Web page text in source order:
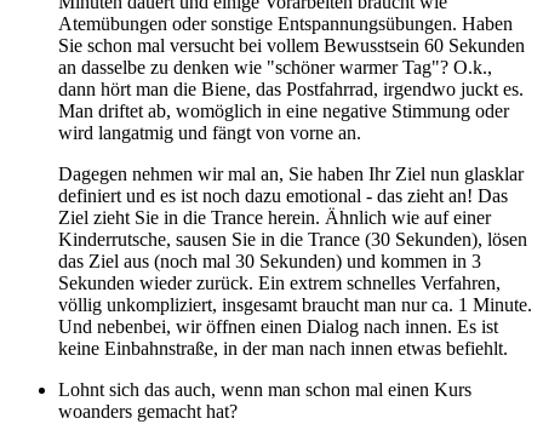
Atemübungen oder sonstige Entspannungsübungen. Haben
Sie schon mal versucht bei vollem Bewusstsein 60 Sekunden
an dasselbe zu denken wie "schöner warmer Tag"? O.k.,
dann hört man die Biene, das Postfahrrad, irgendwo juckt es.
Man driftet ab, womöglich in eine negative Stimmung oder
wird langatmig und fängt von vorne an.
Dagegen nehmen wir mal an, Sie haben Ihr Ziel nun glasklar
definiert und es ist noch dazu emotional - das zieht an! Das
Ziel zieht Sie in die Trance herein. Ähnlich wie auf einer
Kinderrutsche, sausen Sie in die Trance (30 Sekunden), lösen
das Ziel aus (noch mal 30 Sekunden) und kommen in 3
Sekunden wieder zurück. Ein extrem schnelles Verfahren,
völlig unkompliziert, insgesamt braucht man nur ca. 1 Minute.
Und nebenbei, wir öffnen einen Dialog nach innen. Es ist
keine Einbahnstraße, in der man nach innen etwas befiehlt.
Lohnt sich das auch, wenn man schon mal einen Kurs
woanders gemacht hat?